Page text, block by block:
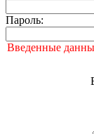
Пароль:
Введенные